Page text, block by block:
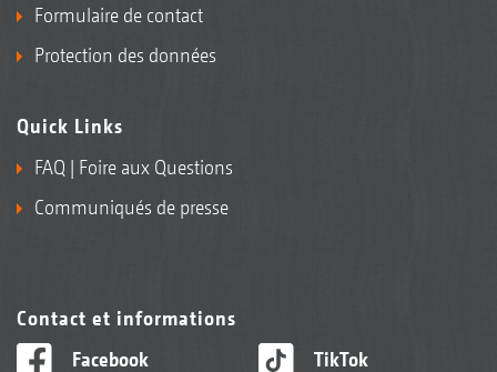
Formulaire de contact
Protection des données
Quick Links
FAQ | Foire aux Questions
Communiqués de presse
Contact et informations
Facebook
TikTok